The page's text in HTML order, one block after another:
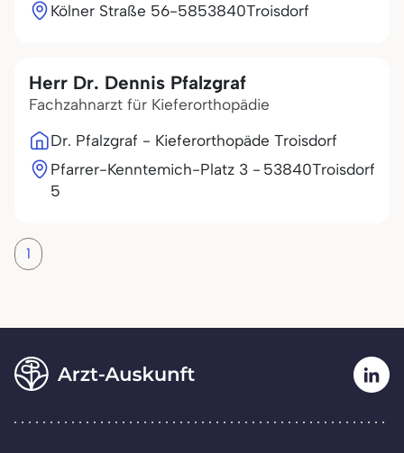
Kölner Straße 56-5853840Troisdorf
Herr Dr. Dennis Pfalzgraf
Fachzahnarzt für Kieferorthopädie
Dr. Pfalzgraf - Kieferorthopäde Troisdorf
Pfarrer-Kenntemich-Platz 3 -
5
53840Troisdorf
1